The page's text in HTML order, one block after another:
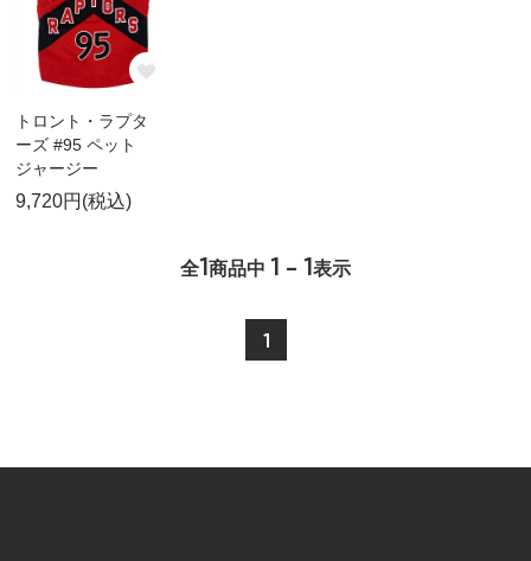
トロント・ラプタ
ーズ #95 ペット
ジャージー
9,720円(税込)
全1商品中 1 - 1表示
1